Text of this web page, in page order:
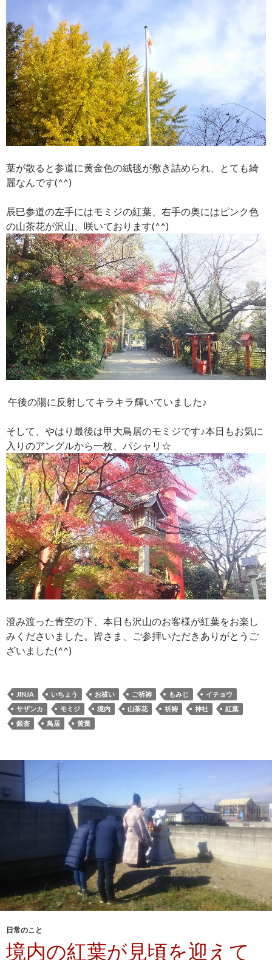
葉が散ると参道に黄金色の絨毯が敷き詰められ、とても綺
麗なんです(^^)
辰巳参道の左手にはモミジの紅葉、右手の奥にはピンク色
の山茶花が沢山、咲いております(^^)
午後の陽に反射してキラキラ輝いていました♪
そして、やはり最後は甲大鳥居のモミジです♪本日もお気に
入りのアングルから一枚、パシャリ☆
澄み渡った青空の下、本日も沢山のお客様が紅葉をお楽し
みくださいました。皆さま、ご参拝いただきありがとうご
ざいました(^^)
JINJA いちょう お祓い ご祈祷 もみじ
イチョウ
サザンカ
モミジ 境内 山茶花 祈祷 神社
紅葉
銀杏
鳥居 黄葉
日常のこと
境内の紅葉が見頃を迎えて